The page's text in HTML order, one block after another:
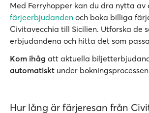
Med Ferryhopper kan du dra nytta av
färjeerbjudanden och boka billiga
Civitavecchia till Sicilien. Utforska de
erbjudandena och hitta det som
Kom ihåg att aktuella
automatiskt under
Hur lång är färjeresan från